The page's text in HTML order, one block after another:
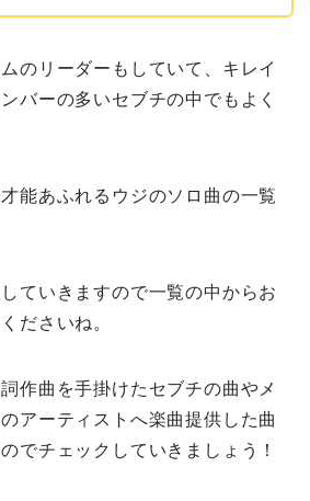
のリーダーもしていて、キレイ
バーの多いセブチの中でもよく
能あふれるウジのソロ曲の一覧
ていきますので一覧の中からお
ださいね。
作曲を手掛けたセブチの曲やメ
アーティストへ楽曲提供した曲
でチェックしていきましょう！